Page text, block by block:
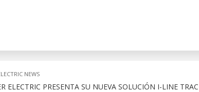
NEWS
ELECTRIC PRESENTA SU NUEVA SOLUCIÓN I-LINE